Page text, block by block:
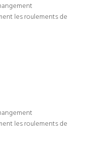
les roulements de
les roulements de